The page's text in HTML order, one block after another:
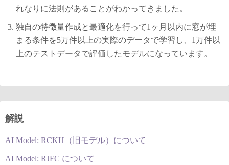
れなりに法則があることがわかってきました。
独自の特徴量作成と最適化を行って1ヶ月以内に窓が埋
まる条件を5万件以上の実際のデータで学習し、1万件以
上のテストデータで評価したモデルになっています。
解説
AI Model: RCKH（旧モデル）について
AI Model: RJFC について